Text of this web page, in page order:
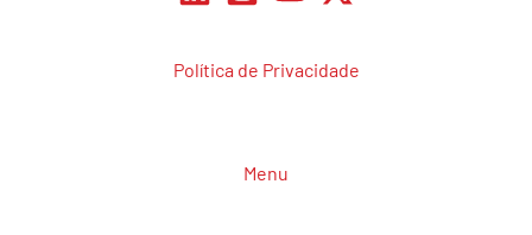
Política de Privacidade
Menu